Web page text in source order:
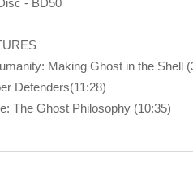
- BD50
Making Ghost in the Shell
Defenders(11:28)
The Ghost Philosophy (10:35)